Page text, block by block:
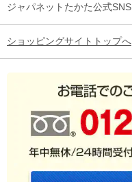
ジャパネットたかた公式SNS
ショッピングサイトトップへ